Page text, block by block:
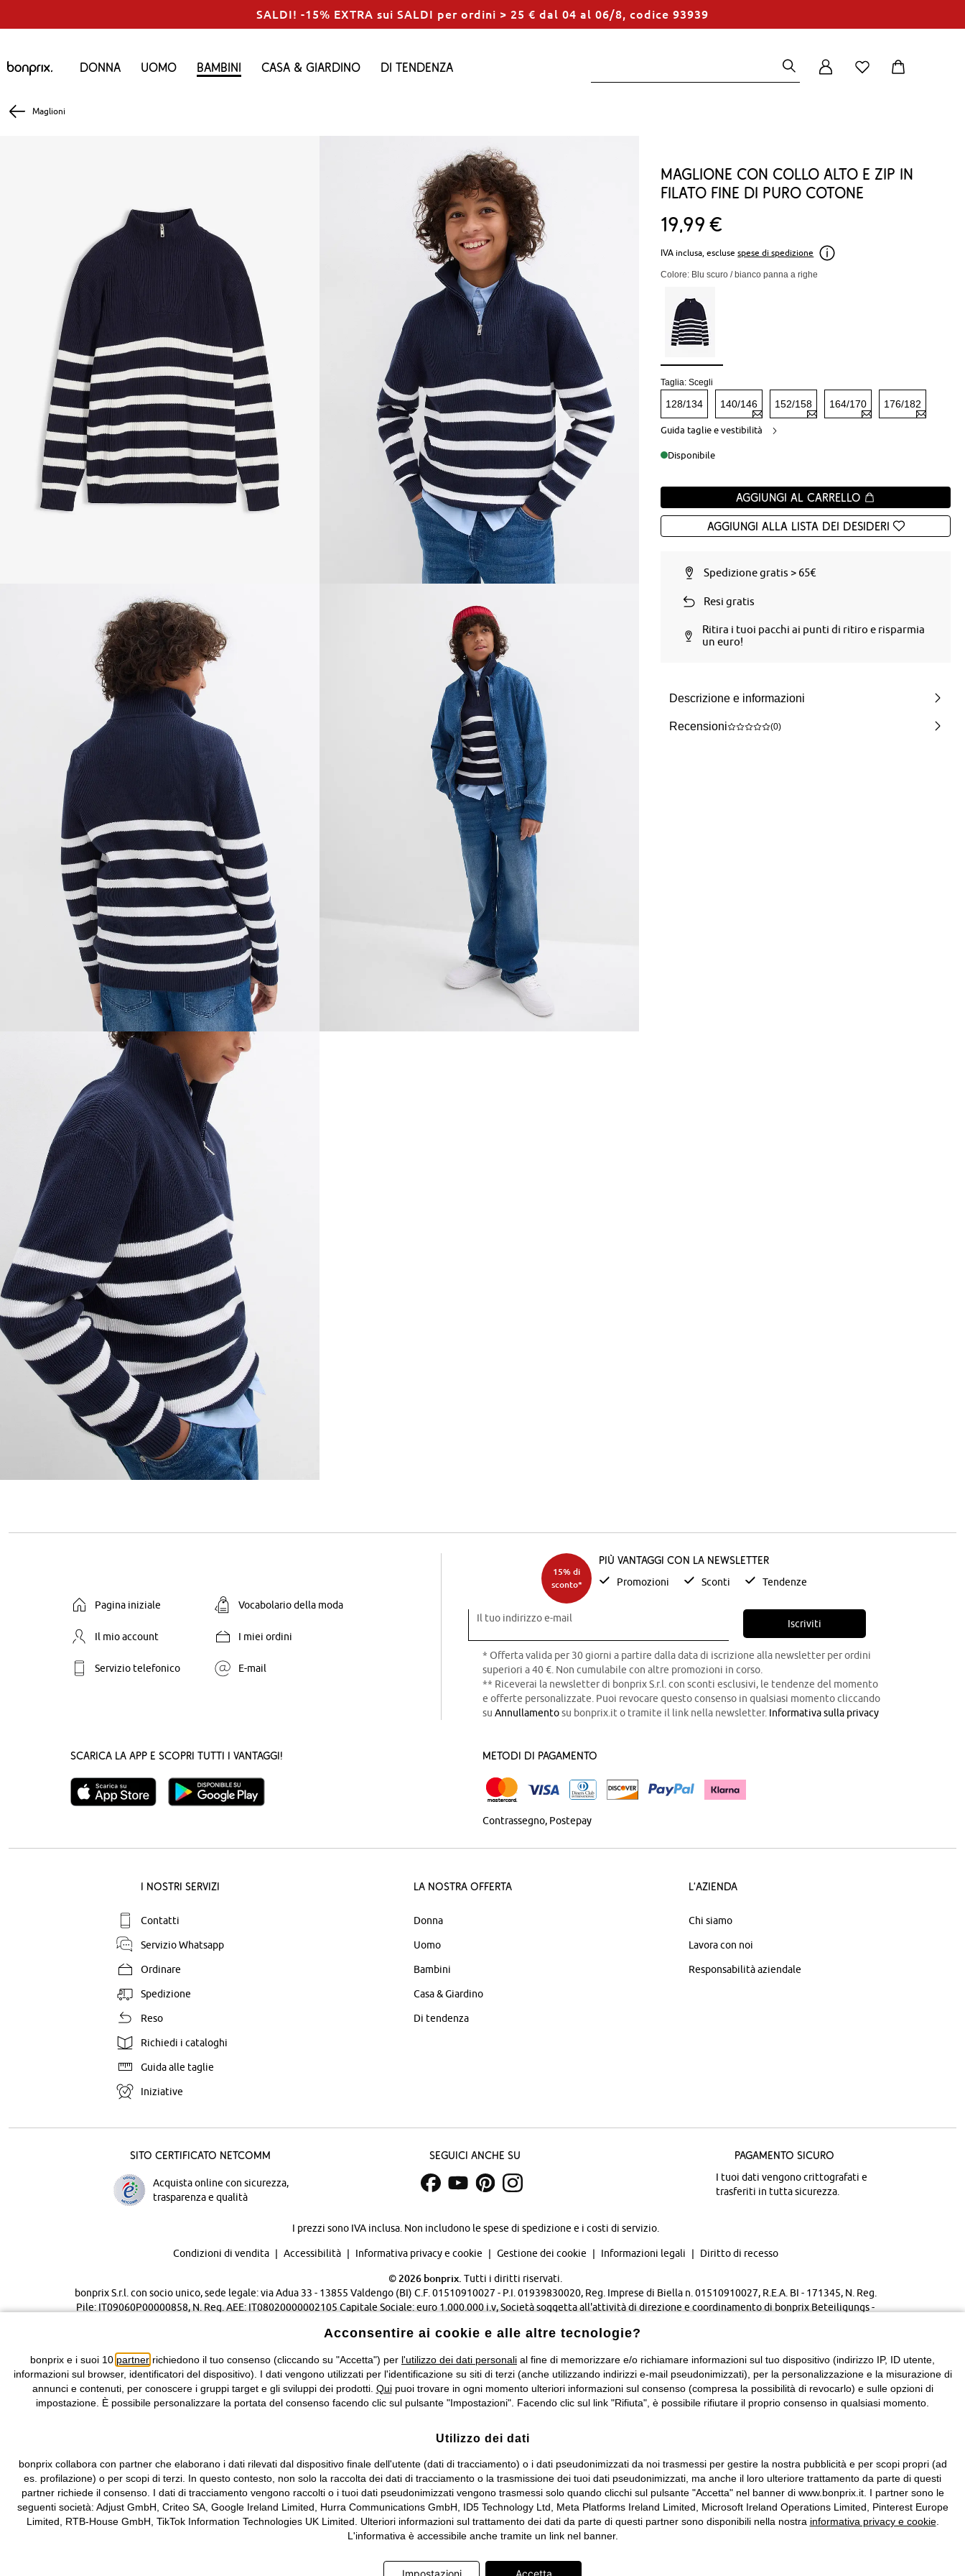
SALDI! -15% EXTRA sui SALDI per ordini > 25 € dal 04 al 06/8, codice 93939
Donna Uomo Bambini Casa & Giardino Di tendenza
Maglioni
Maglione con collo alto e zip in
filato fine di puro cotone
19 99 €
IVA inclusa, escluse spese di spedizione
Colore: Blu scuro / bianco panna a righe
Taglia:Scegli
128/134 140/146 152/158 164/170 176/182
Guida taglie e vestibilità
Disponibile
Aggiungi al carrello
Aggiungi alla Lista dei desideri
Spedizione gratis > 65€
Resi gratis
Ritira i tuoi pacchi ai punti di ritiro e risparmia
un euro!
Descrizione e informazioni
Recensioni (0)
Pagina iniziale Vocabolario della moda
Il mio account I miei ordini
Servizio telefonico E-mail
15% di
sconto*
Più vantaggi con la newsletter
Promozioni Sconti Tendenze
Il tuo indirizzo e-mail Iscriviti
* Offerta valida per 30 giorni a partire dalla data di iscrizione alla newsletter per ordini
superiori a 40 €. Non cumulabile con altre promozioni in corso.
** Riceverai la newsletter di bonprix S.r.l. con sconti esclusivi, le tendenze del momento
e offerte personalizzate. Puoi revocare questo consenso in qualsiasi momento cliccando
su Annullamentosu bonprix.it o tramite il link nella newsletter. Informativa sulla privacy
Scarica la App e scopri tutti i vantaggi! Metodi di pagamento
Contrassegno Postepay
I nostri servizi
Contatti
Servizio Whatsapp
Ordinare
Spedizione
Reso
Richiedi i cataloghi
Guida alle taglie
Iniziative
La nostra offerta
Donna
Uomo
Bambini
Casa & Giardino
Di tendenza
L'azienda
Chi siamo
Lavora con noi
Responsabilità aziendale
Sito certificato Netcomm
Acquista online con sicurezza,
trasparenza e qualità
Seguici anche su Pagamento sicuro
I tuoi dati vengono crittografati e
trasferiti in tutta sicurezza.
I prezzi sono IVA inclusa. Non includono le spese di spedizione e i costi di servizio.
Condizioni di vendita Accessibilità Informativa privacy e cookie Gestione dei cookie Informazioni legali Diritto di recesso
© 2026 bonprix. Tutti i diritti riservati.
bonprix S.r.l. con socio unico, sede legale: via Adua 33 - 13855 Valdengo (BI) C.F. 01510910027 - P.I. 01939830020, Reg. Imprese di Biella n. 01510910027, R.E.A. BI - 171345, N. Reg.
Pile: IT09060P00000858, N. Reg. AEE: IT08020000002105 Capitale Sociale: euro 1.000.000 i.v, Società soggetta all'attività di direzione e coordinamento di bonprix Beteiligungs -
Acconsentire ai cookie e alle altre tecnologie?
bonprix e i suoi 10 partner richiedono il tuo consenso (cliccando su "Accetta") per l'utilizzo dei dati personali al fine di memorizzare e/o richiamare informazioni sul tuo dispositivo (indirizzo IP, ID utente,
informazioni sul browser, identificatori del dispositivo). I dati vengono utilizzati per l'identificazione su siti di terzi (anche utilizzando indirizzi e-mail pseudonimizzati), per la personalizzazione e la misurazione di
annunci e contenuti, per conoscere i gruppi target e gli sviluppi dei prodotti. Quipuoi trovare in ogni momento ulteriori informazioni sul consenso (compresa la possibilità di revocarlo) e sulle opzioni di
impostazione. È possibile personalizzare la portata del consenso facendo clic sul pulsante "Impostazioni". Facendo clic sul link "Rifiuta", è possibile rifiutare il proprio consenso in qualsiasi momento.
Utilizzo dei dati
bonprix collabora con partner che elaborano i dati rilevati dal dispositivo finale dell'utente (dati di tracciamento) o i dati pseudonimizzati da noi trasmessi per gestire la nostra pubblicità e per scopi propri (ad
es. profilazione) o per scopi di terzi. In questo contesto, non solo la raccolta dei dati di tracciamento o la trasmissione dei tuoi dati pseudonimizzati, ma anche il loro ulteriore trattamento da parte di questi
partner richiede il consenso. I dati di tracciamento vengono raccolti o i tuoi dati pseudonimizzati vengono trasmessi solo quando clicchi sul pulsante "Accetta" nel banner di www.bonprix.it. I partner sono le
seguenti società: Adjust GmbH, Criteo SA, Google Ireland Limited, Hurra Communications GmbH, ID5 Technology Ltd, Meta Platforms Ireland Limited, Microsoft Ireland Operations Limited, Pinterest Europe
Limited, RTB-House GmbH, TikTok Information Technologies UK Limited. Ulteriori informazioni sul trattamento dei dati da parte di questi partner sono disponibili nella nostra informativa privacy e cookie.
L'informativa è accessibile anche tramite un link nel banner.
Impostazioni Accetta